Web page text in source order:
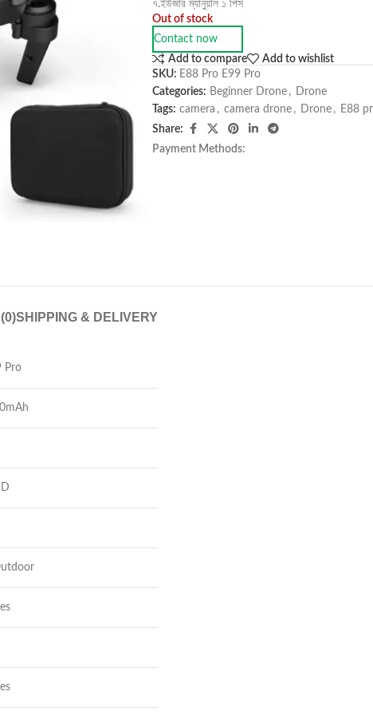
৭.ইউজার ম্যানুয়াল ১ পিস
Out of stock
Contact now
Add to compare
Add to wishlist
SKU: E88 Pro E99 Pro
Categories: Beginner Drone , Drone
Tags: camera , camera drone , Drone , E88
Share:
Payment Methods:
SHIPPING & DELIVERY
Pro